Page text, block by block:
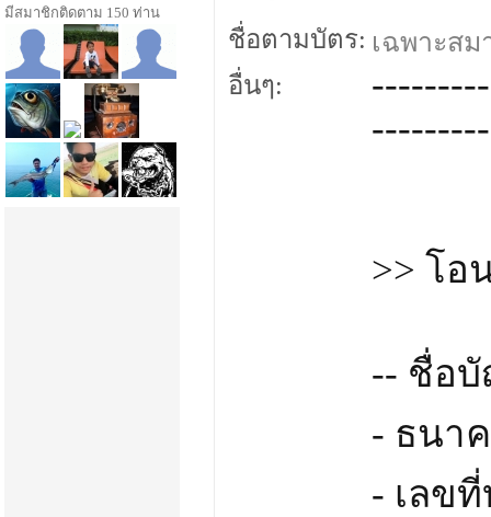
ชื่อตามบัตร: เฉพาะส
อื่นๆ:
>> โอ
-- ชื่อ
- ธนา
- เลข
มีสมาชิกติดตาม 150 ท่าน